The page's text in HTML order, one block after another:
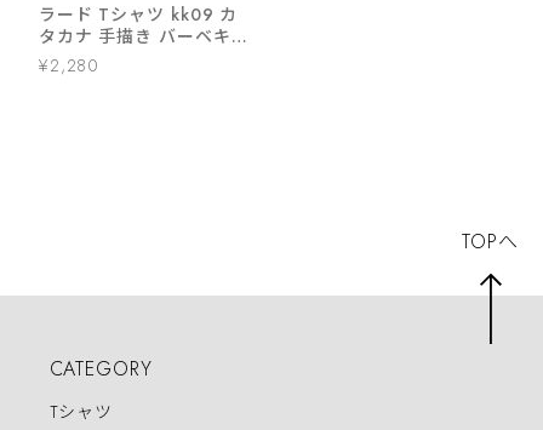
ラード Tシャツ kk09 カ
タカナ 手描き バーベキュ
ー BBQ お酒 飲み屋 居酒
屋 和柄 ネタtシャツ 文字t
¥2,280
CATEGORY
Tシャツ
TOPへ